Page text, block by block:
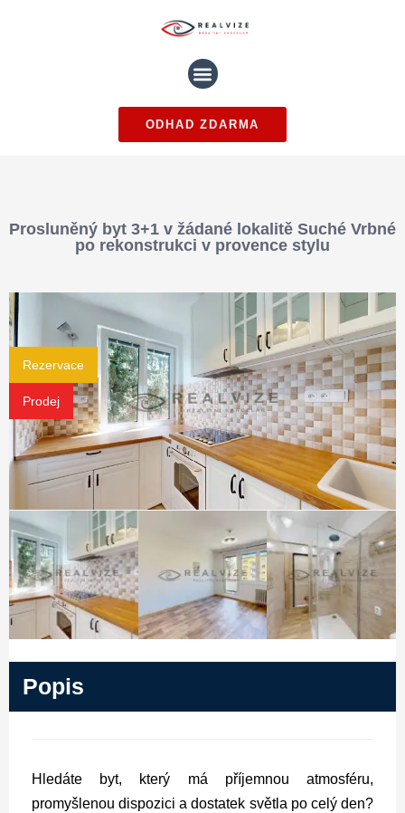
ODHAD ZDARMA
Prosluněný byt 3+1 v žádané lokalitě Suché Vrbné
po rekonstrukci v provence stylu
Rezervace
Prodej
Popis
Hledáte byt, který má příjemnou atmosféru,
promyšlenou dispozici a dostatek světla po celý den?